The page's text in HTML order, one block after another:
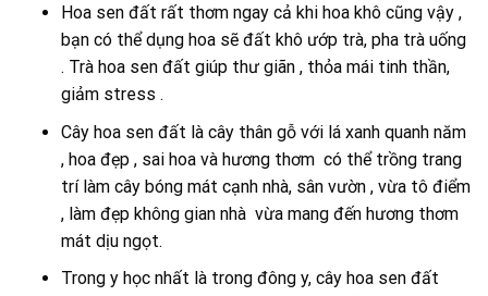
Hoa sen đất rất thơm ngay cả khi hoa khô cũng vậy ,
bạn có thể dụng hoa sẽ đất khô ướp trà, pha trà uống
. Trà hoa sen đất giúp thư giãn , thỏa mái tinh thần,
giảm stress .
Cây hoa sen đất là cây thân gỗ với lá xanh quanh năm
, hoa đẹp , sai hoa và hương thơm có thể trồng trang
trí làm cây bóng mát cạnh nhà, sân vườn , vừa tô điểm
, làm đẹp không gian nhà vừa mang đến hương thơm
mát dịu ngọt.
Trong y học nhất là trong đông y, cây hoa sen đất